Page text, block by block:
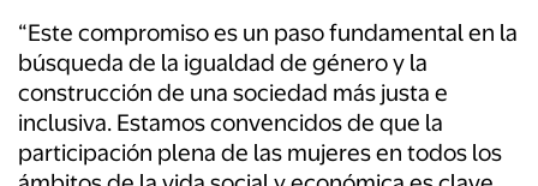
“Este compromiso es un paso fundamental en la
búsqueda de la igualdad de género y la
construcción de una sociedad más justa e
inclusiva. Estamos convencidos de que la
participación plena de las mujeres en todos los